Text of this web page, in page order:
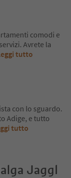
comodi e
Avrete la
tutto
con lo sguardo.
Adige, e tutto
tutto
Jaggl